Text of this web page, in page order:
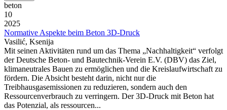
beton
10
2025
Normative Aspekte beim Beton 3D-Druck
Vasilić, Ksenija
Mit seinen Aktivitäten rund um das Thema „Nachhaltigkeit“ verfolgt
der Deutsche Beton- und Bautechnik-Verein E.V. (DBV) das Ziel,
klimaneutrales Bauen zu ermöglichen und die Kreislaufwirtschaft zu
fördern. Die Absicht besteht darin, nicht nur die
Treibhausgasemissionen zu reduzieren, sondern auch den
Ressourcenverbrauch zu verringern. Der 3D-Druck mit Beton hat
das Potenzial, als ressourcen...